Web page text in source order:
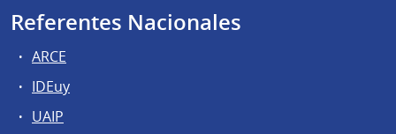
Referentes Nacionales
ARCE
IDEuy
UAIP